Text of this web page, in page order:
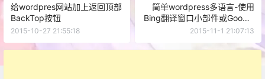
给wordpres网站加上返回顶部
BackTop按钮
2015-10-27 21:55:18
简单wordpress多语言-使用
Bing翻译窗口小部件或Google
Website Translator Gadget翻
2015-11-1 21:07:13